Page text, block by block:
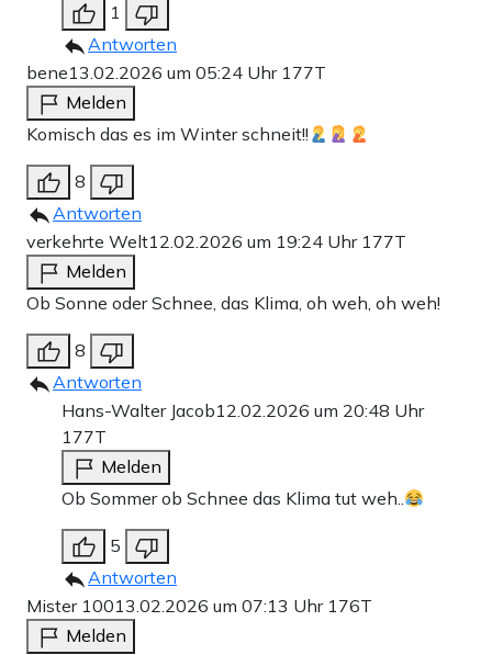
1
Antworten
bene13.02.2026 um 05:24 Uhr 177T
Melden
Komisch das es im Winter schneit!!
8
Antworten
verkehrte Welt12.02.2026 um 19:24 Uhr 177T
Melden
Ob Sonne oder Schnee, das Klima, oh weh, oh weh!
8
Antworten
Hans-Walter Jacob12.02.2026 um 20:48 Uhr
177T
Melden
Ob Sommer ob Schnee das Klima tut weh..
5
Antworten
Mister 10013.02.2026 um 07:13 Uhr 176T
Melden